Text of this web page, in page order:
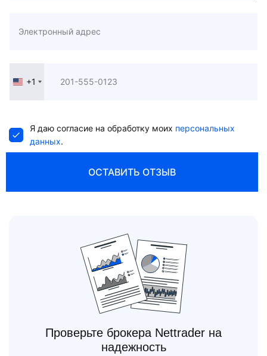
United
+1
Я даю согласие на обработку моих персональных
данных.
ОСТАВИТЬ ОТЗЫВ
Проверьте брокера Nettrader на
надежность